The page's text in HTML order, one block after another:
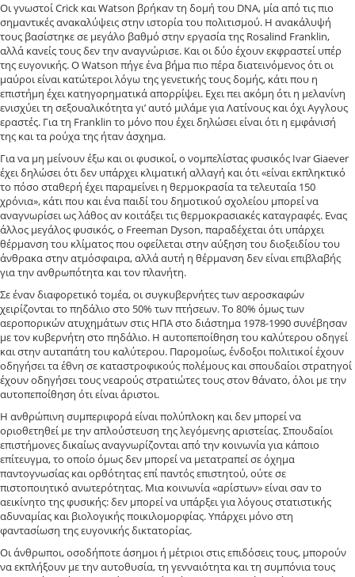
Οι γνωστοί Crick και Watson βρήκαν τη δομή του DNA, μία από τις πιο
σημαντικές ανακαλύψεις στην ιστορία του πολιτισμού. Η ανακάλυψή
τους βασίστηκε σε μεγάλο βαθμό στην εργασία της Rosalind Franklin,
αλλά κανείς τους δεν την αναγνώρισε. Και οι δύο έχουν εκφραστεί υπέρ
της ευγονικής. Ο Watson πήγε ένα βήμα πιο πέρα διατεινόμενος ότι οι
μαύροι είναι κατώτεροι λόγω της γενετικής τους δομής, κάτι που η
επιστήμη έχει κατηγορηματικά απορρίψει. Εχει πει ακόμη ότι η μελανίνη
ενισχύει τη σεξουαλικότητα γι’ αυτό μιλάμε για Λατίνους και όχι Αγγλους
εραστές. Για τη Franklin το μόνο που έχει δηλώσει είναι ότι η εμφάνισή
της και τα ρούχα της ήταν άσχημα.
Για να μη μείνουν έξω και οι φυσικοί, ο νομπελίστας φυσικός Ivar Giaever
έχει δηλώσει ότι δεν υπάρχει κλιματική αλλαγή και ότι «είναι εκπληκτικό
το πόσο σταθερή έχει παραμείνει η θερμοκρασία τα τελευταία 150
χρόνια», κάτι που και ένα παιδί του δημοτικού σχολείου μπορεί να
αναγνωρίσει ως λάθος αν κοιτάξει τις θερμοκρασιακές καταγραφές. Ενας
άλλος μεγάλος φυσικός, ο Freeman Dyson, παραδέχεται ότι υπάρχει
θέρμανση του κλίματος που οφείλεται στην αύξηση του διοξειδίου του
άνθρακα στην ατμόσφαιρα, αλλά αυτή η θέρμανση δεν είναι επιβλαβής
για την ανθρωπότητα και τον πλανήτη.
Σε έναν διαφορετικό τομέα, οι συγκυβερνήτες των αεροσκαφών
χειρίζονται το πηδάλιο στο 50% των πτήσεων. Το 80% όμως των
αεροπορικών ατυχημάτων στις ΗΠΑ στο διάστημα 1978-1990 συνέβησαν
με τον κυβερνήτη στο πηδάλιο. Η αυτοπεποίθηση του καλύτερου οδηγεί
και στην αυταπάτη του καλύτερου. Παρομοίως, ένδοξοι πολιτικοί έχουν
οδηγήσει τα έθνη σε καταστροφικούς πολέμους και σπουδαίοι στρατηγοί
έχουν οδηγήσει τους νεαρούς στρατιώτες τους στον θάνατο, όλοι με την
αυτοπεποίθηση ότι είναι άριστοι.
Η ανθρώπινη συμπεριφορά είναι πολύπλοκη και δεν μπορεί να
οριοθετηθεί με την απλούστευση της λεγόμενης αριστείας. Σπουδαίοι
επιστήμονες δικαίως αναγνωρίζονται από την κοινωνία για κάποιο
επίτευγμα, το οποίο όμως δεν μπορεί να μετατραπεί σε όχημα
παντογνωσίας και ορθότητας επί παντός επιστητού, ούτε σε
πιστοποιητικό ανωτερότητας. Μια κοινωνία «αρίστων» είναι σαν το
αεικίνητο της φυσικής: δεν μπορεί να υπάρξει για λόγους στατιστικής
αδυναμίας και βιολογικής ποικιλομορφίας. Υπάρχει μόνο στη
φαντασίωση της ευγονικής δικτατορίας.
Οι άνθρωποι, οσοδήποτε άσημοι ή μέτριοι στις επιδόσεις τους, μπορούν
να εκπλήξουν με την αυτοθυσία, τη γενναιότητα και τη συμπόνια τους